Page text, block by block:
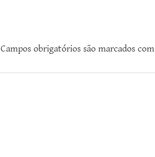
Campos obrigatórios são marcados com